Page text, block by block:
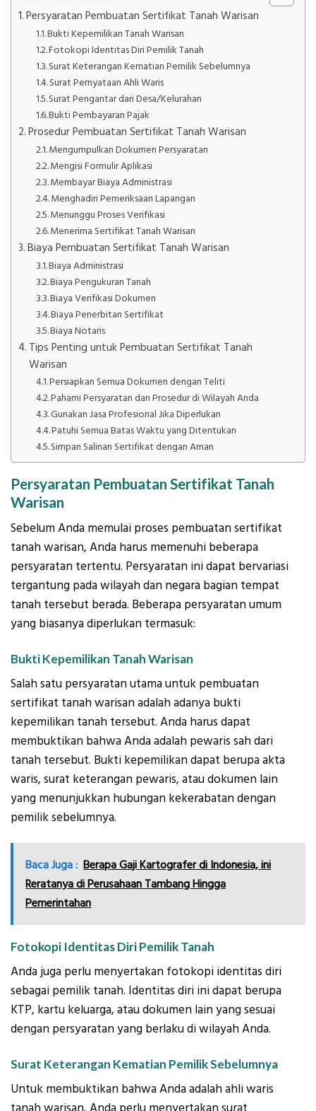
Persyaratan Pembuatan Sertifikat Tanah Warisan
Bukti Kepemilikan Tanah Warisan
Fotokopi Identitas Diri Pemilik Tanah
Surat Keterangan Kematian Pemilik Sebelumnya
Surat Pernyataan Ahli Waris
Surat Pengantar dari Desa/Kelurahan
Bukti Pembayaran Pajak
Prosedur Pembuatan Sertifikat Tanah Warisan
Mengumpulkan Dokumen Persyaratan
Mengisi Formulir Aplikasi
Membayar Biaya Administrasi
Menghadiri Pemeriksaan Lapangan
Menunggu Proses Verifikasi
Menerima Sertifikat Tanah Warisan
Biaya Pembuatan Sertifikat Tanah Warisan
Biaya Administrasi
Biaya Pengukuran Tanah
Biaya Verifikasi Dokumen
Biaya Penerbitan Sertifikat
Biaya Notaris
Tips Penting untuk Pembuatan Sertifikat Tanah
Warisan
Persiapkan Semua Dokumen dengan Teliti
Pahami Persyaratan dan Prosedur di Wilayah Anda
Gunakan Jasa Profesional Jika Diperlukan
Patuhi Semua Batas Waktu yang Ditentukan
Simpan Salinan Sertifikat dengan Aman
Persyaratan Pembuatan Sertifikat Tanah
Warisan
Sebelum Anda memulai proses pembuatan sertifikat
tanah warisan, Anda harus memenuhi beberapa
persyaratan tertentu. Persyaratan ini dapat bervariasi
tergantung pada wilayah dan negara bagian tempat
tanah tersebut berada. Beberapa persyaratan umum
yang biasanya diperlukan termasuk:
Bukti Kepemilikan Tanah Warisan
Salah satu persyaratan utama untuk pembuatan
sertifikat tanah warisan adalah adanya bukti
kepemilikan tanah tersebut. Anda harus dapat
membuktikan bahwa Anda adalah pewaris sah dari
tanah tersebut. Bukti kepemilikan dapat berupa akta
waris, surat keterangan pewaris, atau dokumen lain
yang menunjukkan hubungan kekerabatan dengan
pemilik sebelumnya.
Baca Juga : Berapa Gaji Kartografer di Indonesia, ini
Reratanya di Perusahaan Tambang Hingga
Pemerintahan
Fotokopi Identitas Diri Pemilik Tanah
Anda juga perlu menyertakan fotokopi identitas diri
sebagai pemilik tanah. Identitas diri ini dapat berupa
KTP, kartu keluarga, atau dokumen lain yang sesuai
dengan persyaratan yang berlaku di wilayah Anda.
Surat Keterangan Kematian Pemilik Sebelumnya
Untuk membuktikan bahwa Anda adalah ahli waris